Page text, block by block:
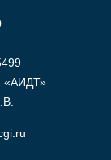
«АИДТ»